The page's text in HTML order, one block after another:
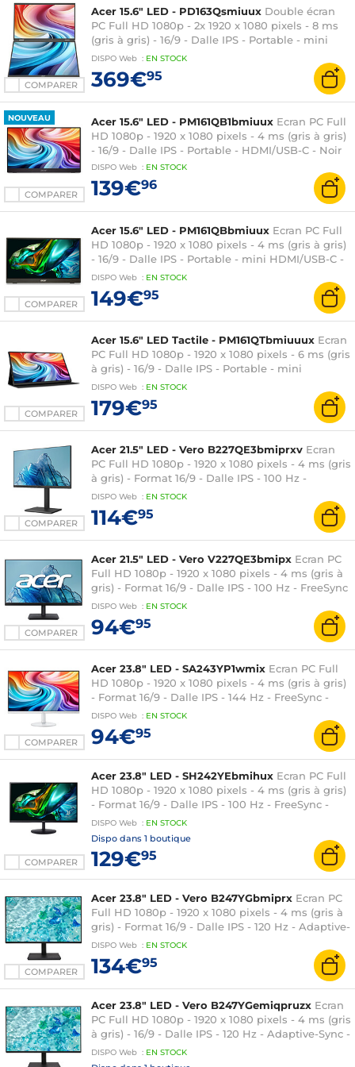
COMPARER
Acer 15.6" LED - PD163Qsmiuux Double écran
PC Full HD 1080p - 2x 1920 x 1080 pixels - 8 ms
(gris à gris) - 16/9 - Dalle IPS - Portable - mini
HDMI/USB-C - Noir
DISPO Web : EN STOCK
369€95
NOUVEAU
COMPARER
Acer 15.6" LED - PM161QB1bmiuux Ecran PC Full
HD 1080p - 1920 x 1080 pixels - 4 ms (gris à gris)
- 16/9 - Dalle IPS - Portable - HDMI/USB-C - Noir
DISPO Web : EN STOCK
139€96
COMPARER
Acer 15.6" LED - PM161QBbmiuux Ecran PC Full
HD 1080p - 1920 x 1080 pixels - 4 ms (gris à gris)
- 16/9 - Dalle IPS - Portable - mini HDMI/USB-C -
Noir
DISPO Web : EN STOCK
149€95
COMPARER
Acer 15.6" LED Tactile - PM161QTbmiuuux Ecran
PC Full HD 1080p - 1920 x 1080 pixels - 6 ms (gris
à gris) - 16/9 - Dalle IPS - Portable - mini
HDMI/USB-C - Noir
DISPO Web : EN STOCK
179€95
COMPARER
Acer 21.5" LED - Vero B227QE3bmiprxv Ecran
PC Full HD 1080p - 1920 x 1080 pixels - 4 ms (gris
à gris) - Format 16/9 - Dalle IPS - 100 Hz -
HDMI/DisplayPort/VGA - Pivot - Haut-parleurs -
DISPO Web : EN STOCK
114€95
COMPARER
Acer 21.5" LED - Vero V227QE3bmipx Ecran PC
Full HD 1080p - 1920 x 1080 pixels - 4 ms (gris à
gris) - Format 16/9 - Dalle IPS - 100 Hz - FreeSync
- HDMI/DisplayPort/VGA - Haut-parleurs - Noir
DISPO Web : EN STOCK
94€95
COMPARER
Acer 23.8" LED - SA243YP1wmix Ecran PC Full
HD 1080p - 1920 x 1080 pixels - 4 ms (gris à gris)
- Format 16/9 - Dalle IPS - 144 Hz - FreeSync -
HDMI/VGA - Haut-parleurs - Blanc
DISPO Web : EN STOCK
94€95
COMPARER
Acer 23.8" LED - SH242YEbmihux Ecran PC Full
HD 1080p - 1920 x 1080 pixels - 4 ms (gris à gris)
- Format 16/9 - Dalle IPS - 100 Hz - FreeSync -
HDMI/USB-C - Réglage en hauteur - Noir
DISPO Web : EN STOCK
Dispo dans 1 boutique
129€95
COMPARER
Acer 23.8" LED - Vero B247YGbmiprx Ecran PC
Full HD 1080p - 1920 x 1080 pixels - 4 ms (gris à
gris) - Format 16/9 - Dalle IPS - 120 Hz - Adaptive-
Sync - HDMI/DisplayPort/VGA - Pivot - Noir
DISPO Web : EN STOCK
134€95
Acer 23.8" LED - Vero B247YGemiqpruzx Ecran
PC Full HD 1080p - 1920 x 1080 pixels - 4 ms (gris
à gris) - 16/9 - Dalle IPS - 120 Hz - Adaptive-Sync -
HDMI/DisplayPort/USB-C - Pivot - Dock USB-C -
Ethernet - Noir
DISPO Web : EN STOCK